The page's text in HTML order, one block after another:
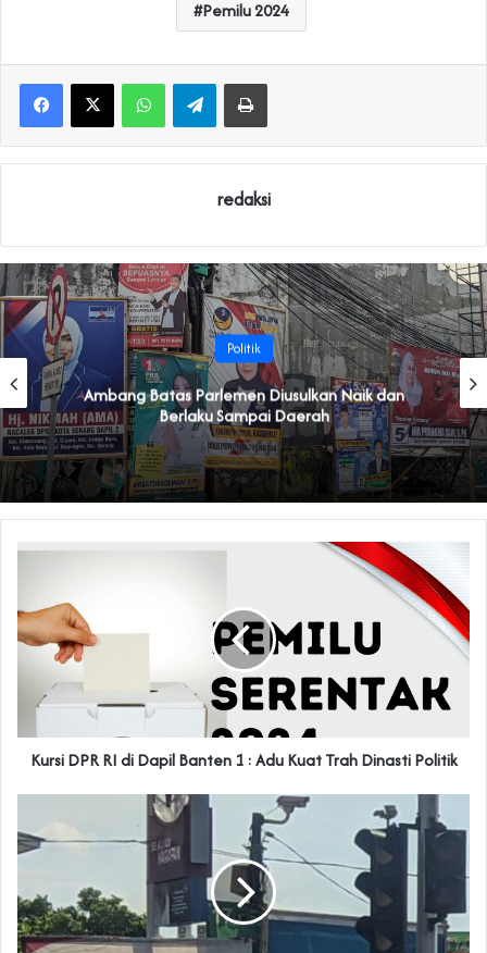
Pemilu 2024
WhatsAppTelegramPrint
redaksi
Politik
Ambang Batas Parlemen Diusulkan Naik dan
Berlaku Sampai Daerah
Kursi DPR RI di Dapil Banten 1 : Adu Kuat Trah Dinasti Politik